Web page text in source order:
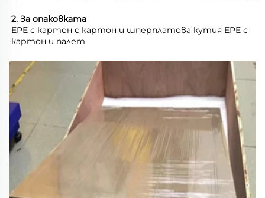
2. За опаковката
EPE с картон с картон и шперплатова кутия EPE с
картон и палет